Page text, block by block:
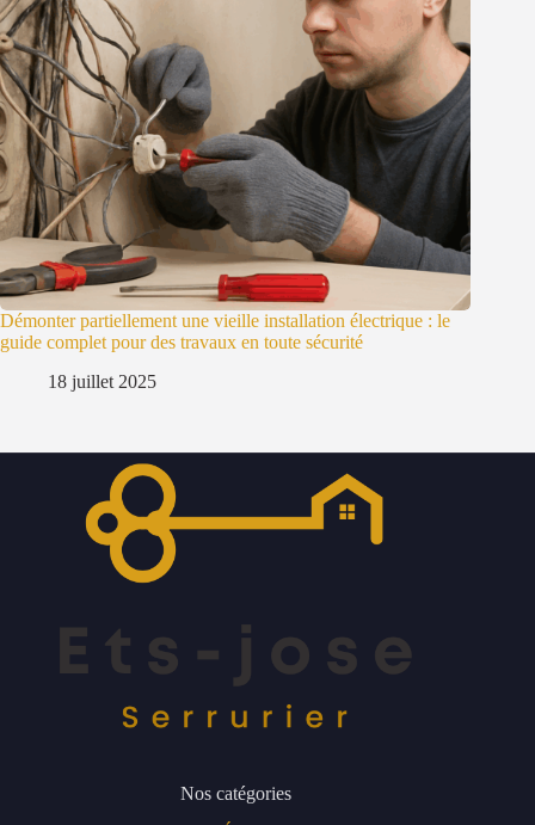
Démonter partiellement une vieille installation électrique : le
guide complet pour des travaux en toute sécurité
18 juillet 2025
Nos catégories